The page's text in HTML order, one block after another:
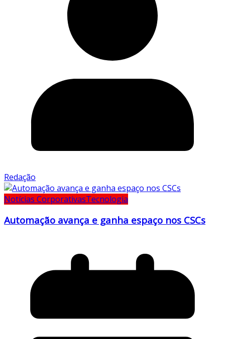
Redação
Notícias CorporativasTecnologia
Automação avança e ganha espaço nos CSCs